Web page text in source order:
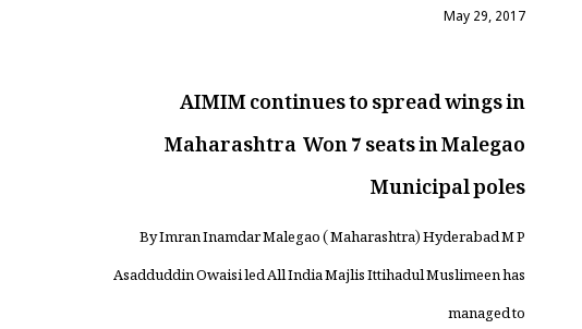
May 29, 2017
AIMIM continues to spread wings in
Maharashtra Won 7 seats in Malegao
Municipal poles
By Imran Inamdar Malegao ( Maharashtra) Hyderabad M P
Asadduddin Owaisi led All India Majlis Ittihadul Muslimeen has
managed to